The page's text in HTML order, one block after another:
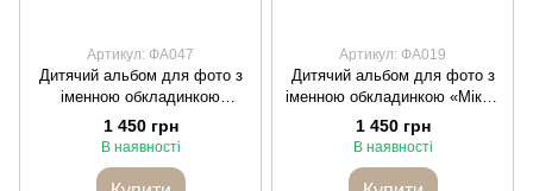
Артикул: ФА047
Дитячий альбом для фото з
іменною обкладинкою
«Метелики» Ліс
1 450 грн
В наявності
Артикул: ФА019
Дитячий альбом для фото з
іменною обкладинкою «Міккі»
Ліс
1 450 грн
В наявності